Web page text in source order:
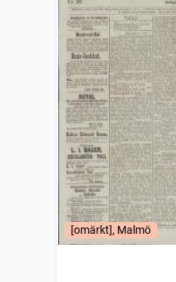
[omärkt], Malmö